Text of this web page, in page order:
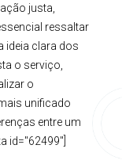
justa,
ressaltar
ideia clara dos
o serviço,
o
unificado
entre um
id="62499"]